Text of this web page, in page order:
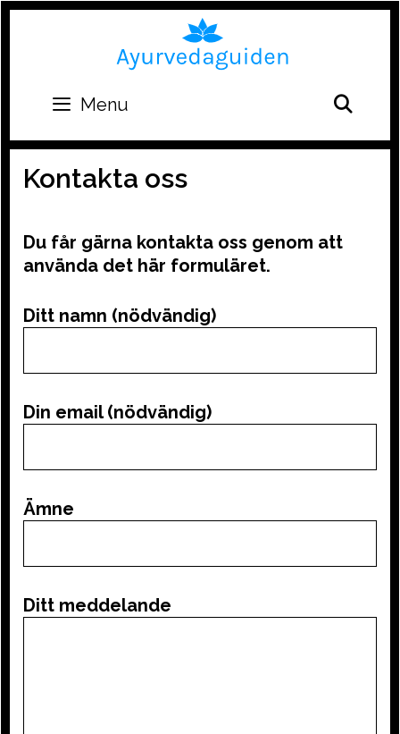
Menu
Kontakta oss
Du får gärna kontakta oss genom att
använda det här formuläret.
Ditt namn (nödvändig)
Din email (nödvändig)
Ämne
Ditt meddelande